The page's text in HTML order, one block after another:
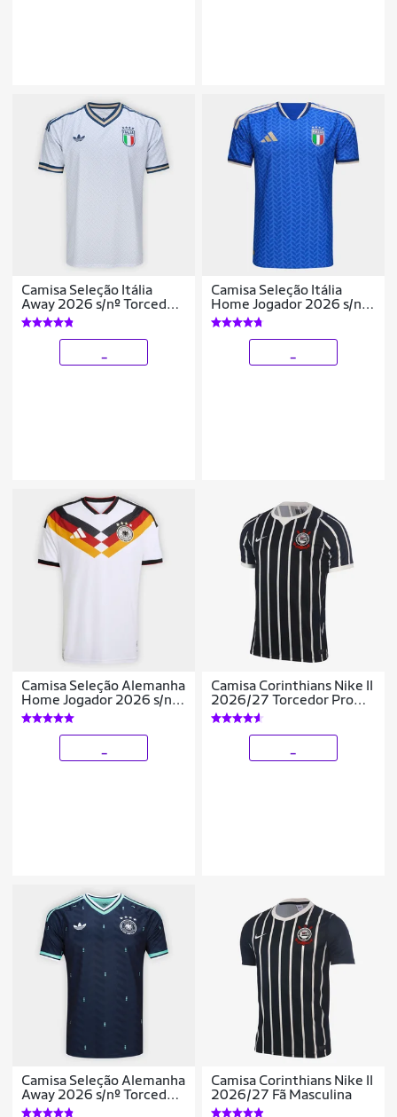
Camisa Seleção Itália
Away 2026 s/nº Torcedor
Adidas Originals
Masculina
Camisa Seleção Itália
Home Jogador 2026 s/n
Adidas Masculina
Camisa Seleção Alemanha
Home Jogador 2026 s/n
Adidas Masculina
Camisa Corinthians Nike II
2026/27 Torcedor Pro
Masculina
Camisa Seleção Alemanha
Away 2026 s/nº Torcedor
Adidas Originals
Camisa Corinthians Nike II
2026/27 Fã Masculina